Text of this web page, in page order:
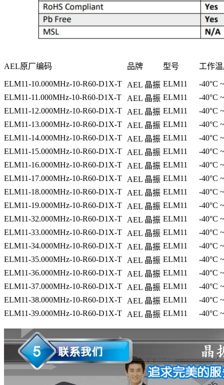
AEL原厂编码 品牌 型号 工作
ELM11-10.000MHz-10-R60-D1X-T AEL 晶振 ELM11
-40°C
ELM11-11.000MHz-10-R60-D1X-T
AEL 晶振 ELM11
-40°C
ELM11-12.000MHz-10-R60-D1X-T
AEL 晶振 ELM11
-40°C
ELM11-13.000MHz-10-R60-D1X-T
AEL 晶振 ELM11
-40°C
ELM11-14.000MHz-10-R60-D1X-T
AEL 晶振 ELM11
-40°C
ELM11-15.000MHz-10-R60-D1X-T
AEL 晶振 ELM11
-40°C
ELM11-16.000MHz-10-R60-D1X-T
AEL 晶振 ELM11
-40°C
ELM11-17.000MHz-10-R60-D1X-T
AEL 晶振 ELM11
-40°C
ELM11-18.000MHz-10-R60-D1X-T
AEL 晶振 ELM11
-40°C
ELM11-19.000MHz-10-R60-D1X-T
AEL 晶振 ELM11
-40°C
ELM11-32.000MHz-10-R60-D1X-T
AEL 晶振 ELM11
-40°C
ELM11-33.000MHz-10-R60-D1X-T
AEL 晶振 ELM11
-40°C
ELM11-34.000MHz-10-R60-D1X-T
AEL 晶振 ELM11
-40°C
ELM11-35.000MHz-10-R60-D1X-T
AEL 晶振 ELM11
-40°C
ELM11-36.000MHz-10-R60-D1X-T
AEL 晶振 ELM11
-40°C
ELM11-37.000MHz-10-R60-D1X-T
AEL 晶振 ELM11
-40°C
ELM11-38.000MHz-10-R60-D1X-T
AEL 晶振 ELM11
-40°C
ELM11-39.000MHz-10-R60-D1X-T
AEL 晶振 ELM11 -40°C